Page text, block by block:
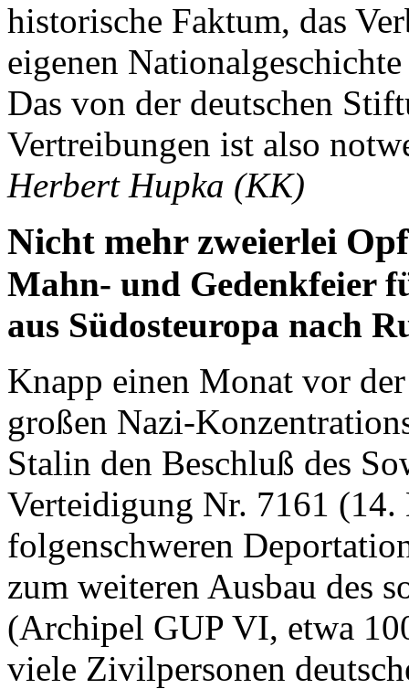
historische Faktum, das
eigenen
Das von der deutschen
Vertreibungen ist also
Herbert Hupka (KK)
Nicht mehr zweierlei
Mahn- und Gedenkfeier
aus Südosteuropa nach
Knapp einen Monat vor
großen Nazi-
Stalin den Beschluß des
Verteidigung Nr. 7161 (14.
folgenschweren
zum weiteren Ausbau des
(Archipel GUP VI, etwa
viele Zivilpersonen